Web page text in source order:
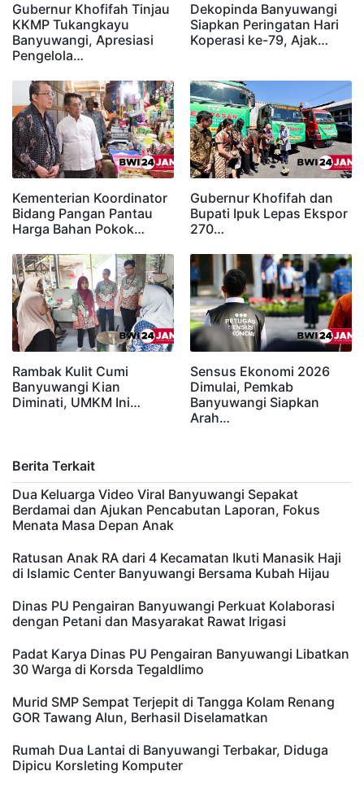
Gubernur Khofifah Tinjau
KKMP Tukangkayu
Banyuwangi, Apresiasi
Pengelola…
Dekopinda Banyuwangi
Siapkan Peringatan Hari
Koperasi ke-79, Ajak…
Kementerian Koordinator
Bidang Pangan Pantau
Harga Bahan Pokok…
Gubernur Khofifah dan
Bupati Ipuk Lepas Ekspor
270…
Rambak Kulit Cumi
Banyuwangi Kian
Diminati, UMKM Ini…
Sensus Ekonomi 2026
Dimulai, Pemkab
Banyuwangi Siapkan
Arah…
Berita Terkait
Dua Keluarga Video Viral Banyuwangi Sepakat
Berdamai dan Ajukan Pencabutan Laporan, Fokus
Menata Masa Depan Anak
Ratusan Anak RA dari 4 Kecamatan Ikuti Manasik Haji
di Islamic Center Banyuwangi Bersama Kubah Hijau
Dinas PU Pengairan Banyuwangi Perkuat Kolaborasi
dengan Petani dan Masyarakat Rawat Irigasi
Padat Karya Dinas PU Pengairan Banyuwangi Libatkan
30 Warga di Korsda Tegaldlimo
Murid SMP Sempat Terjepit di Tangga Kolam Renang
GOR Tawang Alun, Berhasil Diselamatkan
Rumah Dua Lantai di Banyuwangi Terbakar, Diduga
Dipicu Korsleting Komputer